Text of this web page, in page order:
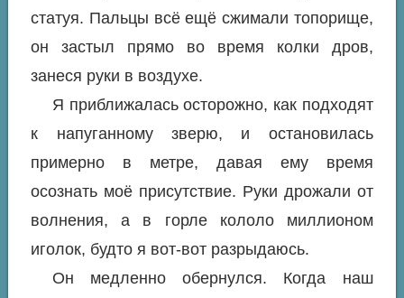
статуя. Пальцы всё ещё сжимали топорище,
он застыл прямо во время колки дров,
занеся руки в воздухе.
Я приближалась осторожно, как подходят
к напуганному зверю, и остановилась
примерно в метре, давая ему время
осознать моё присутствие. Руки дрожали от
волнения, а в горле кололо миллионом
иголок, будто я вот-вот разрыдаюсь.
Он медленно обернулся. Когда наш